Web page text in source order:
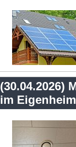
(30.04.2026)
im Eigenheim